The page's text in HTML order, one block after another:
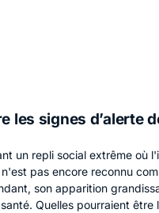
les signes d’alerte
un repli social extrême où
pas encore reconnu
son apparition
Quelles pourraient être